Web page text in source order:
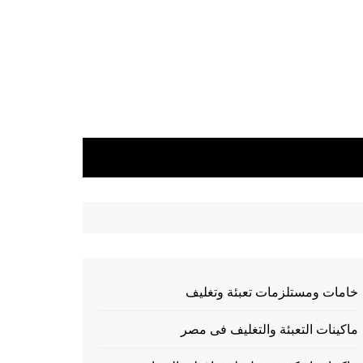
خامات ومستلزمات تعبئة وتغليف
ماكينات التعبئة والتغليف فى مصر